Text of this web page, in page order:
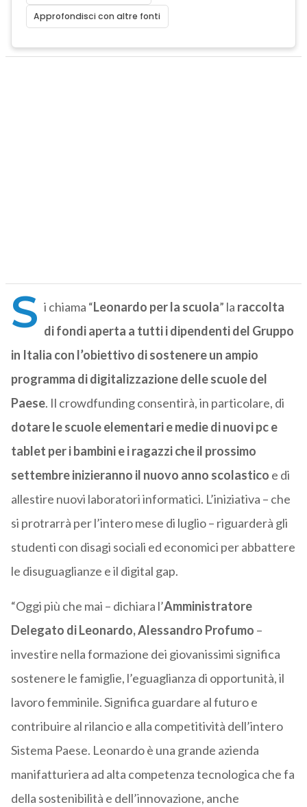
Approfondisci con altre fonti
S i chiama “Leonardo per la scuola” la raccolta
di fondi aperta a tutti i dipendenti del Gruppo
in Italia con l’obiettivo di sostenere un ampio
programma di digitalizzazione delle scuole del
Paese. Il crowdfunding consentirà, in particolare, di
dotare le scuole elementari e medie di nuovi pc e
tablet per i bambini e i ragazzi che il prossimo
settembre inizieranno il nuovo anno scolastico e di
allestire nuovi laboratori informatici. L’iniziativa – che
si protrarrà per l’intero mese di luglio – riguarderà gli
studenti con disagi sociali ed economici per abbattere
le disuguaglianze e il digital gap.
“Oggi più che mai – dichiara l’Amministratore
Delegato di Leonardo, Alessandro Profumo –
investire nella formazione dei giovanissimi significa
sostenere le famiglie, l’eguaglianza di opportunità, il
lavoro femminile. Significa guardare al futuro e
contribuire al rilancio e alla competitività dell’intero
Sistema Paese. Leonardo è una grande azienda
manifatturiera ad alta competenza tecnologica che fa
della sostenibilità e dell’innovazione, anche